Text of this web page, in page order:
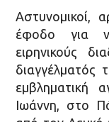
Αστυνομικοί,
έφοδο για
ειρηνικούς
εμβληματική
Ιωάννη, στο